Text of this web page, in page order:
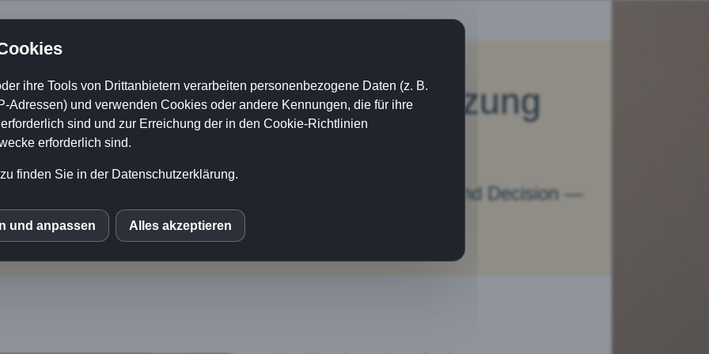
Workbook gratis: Umsetzung
Schritt für Schritt
Im Workbook baust du es: Startpunkt, Brücken und Decision —
zum Ausfüllen und druckfreundlichen Worksheets.
ihre Tools von Drittanbietern verarbeiten personenbezogene Daten (z. B.
Adressen) und verwenden Cookies oder andere Kennungen, die für ihre
sind und zur Erreichung der in den Cookie-Richtlinien
erforderlich sind.
finden Sie in der Datenschutzerklärung.
und anpassen Alles akzeptieren